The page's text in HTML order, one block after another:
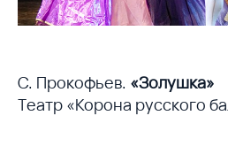
С. Прокофьев. «Золушка»
Театр «Корона русского